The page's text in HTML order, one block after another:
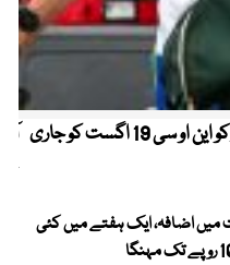
کیریبین پریمیئر لیگ ، قومی کرکٹرز کو این او سی 19 اگست کو جاری
اضافہ، ایک ہفتے میں کئی